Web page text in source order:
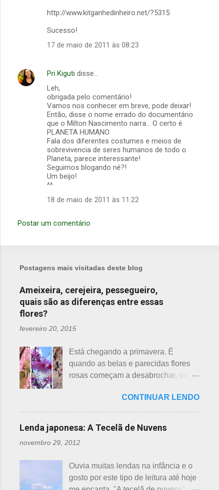
http://www.kitganhedinheiro.net/?5315
Sucesso!
17 de maio de 2011 às 08:23
Pri Kiguti disse…
Leh,
obrigada pelo comentário!
Vamos nos conhecer em breve, pode deixar!
Então, disse o nome errado do documentário
que o Milton Nascimento narra... O certo é
PLANETA HUMANO
Fala dos diferentes costumes e meios de
sobrevivencia de seres humanos de todo o
Planeta, parece interessante!
Seguimos blogando né?!
Um beijo!
^^
18 de maio de 2011 às 11:22
Postar um comentário
Postagens mais visitadas deste blog
Ameixeira, cerejeira, pessegueiro,
quais são as diferenças entre essas
flores?
fevereiro 20, 2015
Está chegando a primavera. É
quando as belas e parecidas flores
rosas começam a desabrochar, uma
fevereiro, a segunda em março e, no
final de março até abril, as cerejeiras.
Lembrando que o clima pode
ou atrasando a florescência. Também
identificação ou com o nome das
flores, pelas cores e algumas
CONTINUAR LENDO
Lenda japonesa: A Tecelã de Nuvens
novembro 29, 2012
Ouvia muitas lendas na infância e o
gosto por este tipo de leitura até hoje